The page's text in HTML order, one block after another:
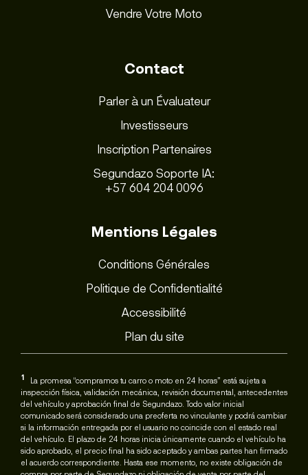
Vendre Votre Moto
Contact
Parler à un Évaluateur
Investisseurs
Inscription Partenaires
Segundazo Soporte IA:
+57 604 204 0096
Mentions Légales
Conditions Générales
Politique de Confidentialité
Accessibilité
Plan du site
1
La promesa “compramos tu carro o moto en 24 horas” está sujeta a
inspección física, validación mecánica, revisión documental, antecedentes
del vehículo y aprobación final de Segundazo. Todo valor inicial
comunicado será considerado una preoferta no vinculante y podrá cambiar
si la información entregada por el usuario no coincide con el estado real
del vehículo. El plazo de 24 horas inicia únicamente cuando el vehículo ha
sido aprobado, el precio final ha sido aceptado y ambas partes han firmado
el acuerdo correspondiente. Hasta ese momento, no existe obligación de